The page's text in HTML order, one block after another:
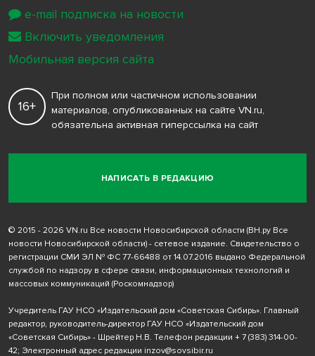
НАПИСАТЬ В РЕДАКЦИЮ
16+
При полном или частичном использовании
материалов, опубликованных на сайте VN.ru,
обязательна активная гиперссылка на сайт
© 2015 - 2026 VN.ru Все новости Новосибирской области (ВН.ру Все
новости Новосибирской области) - сетевое издание. Свидетельство о
регистрации СМИ ЭЛ № ФС 77-66488 от 14.07.2016 выдано Федеральной
службой по надзору в сфере связи, информационных технологий и
массовых коммуникаций (Роскомнадзор)
Учредитель ГАУ НСО «Издательский дом «Советская Сибирь». Главный
редактор, руководитель-директор ГАУ НСО «Издательский дом
«Советская Сибирь» - Шрейтер Н.В. Телефон редакции + 7 (383) 314-00-
42; Электронный адрес редакции inzov@sovsibir.ru
e-mail подписка на новости
Включить уведомления
Мобильная версия сайта